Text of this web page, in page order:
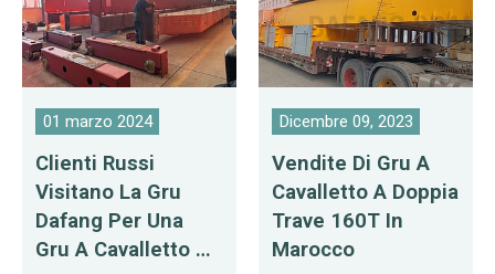
01 marzo 2024
Clienti Russi
Visitano La Gru
Dafang Per Una
Gru A Cavalletto A
Dicembre 09, 2023
Vendite Di Gru A
Cavalletto A Doppia
Trave 160T In
Marocco